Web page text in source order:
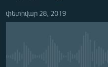
ՂԱՐԱԲԱՂ
փետրվար 28, 2019